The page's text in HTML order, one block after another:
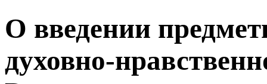
О введении
духовно-